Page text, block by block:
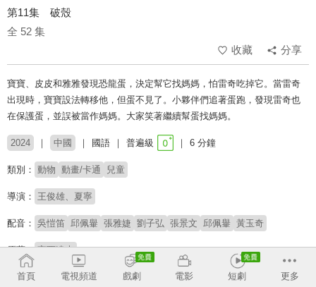
第11集 破殼
全 52 集
收藏
分享
寶寶、皮皮和雅雅發現恐龍蛋，決定幫它找媽媽，怕雷奇吃掉它。當雷奇
出現時，寶寶設法轉移他，但蛋不見了。小夥伴們追著蛋跑，發現雷奇也
在保護蛋，並誤被當作媽媽。大家笑著繼續幫蛋找媽媽。
2024 中國 國語 普遍級 6 分鐘
類別： 動物 動畫/卡通 兒童
導演： 王俊雄、夏寧
配音： 吳愷笛 邱佩轝 張雅婕 劉子弘 張景文 邱佩轝 黃玉奇
原著： 宮西達也
# 啟蒙教育 # 成長探索# 學齡前# 兒少 # 兒童專屬
首頁 電視頻道 戲劇 電影 短劇 更多